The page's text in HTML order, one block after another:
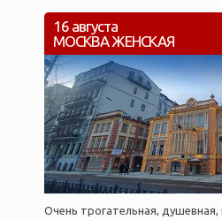
16 августа
МОСКВА ЖЕНСКАЯ
Очень трогательная, душевная,